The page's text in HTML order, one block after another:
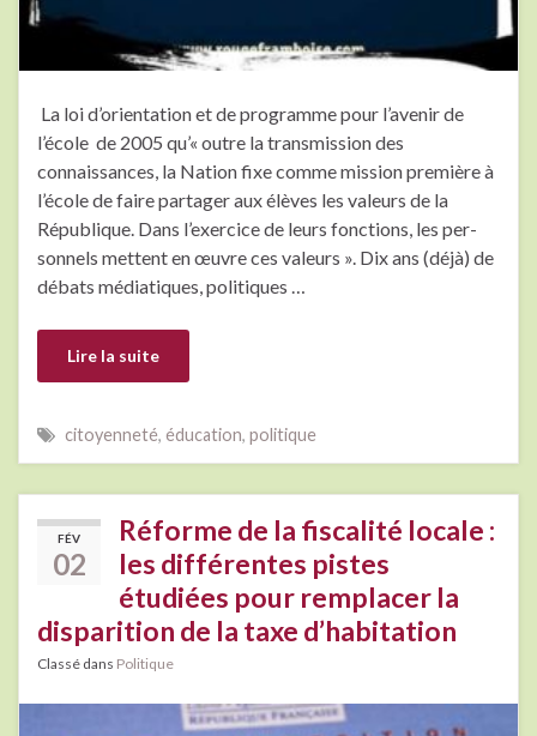
La loi d’orientation et de programme pour l’avenir de
l’école de 2005 qu’« outre la transmission des
connaissances, la Nation fixe comme mission première à
l’école de faire partager aux élèves les valeurs de la
République. Dans l’exercice de leurs fonctions, les per­
sonnels mettent en œuvre ces valeurs ». Dix ans (déjà) de
débats médiatiques, politiques …
Lire la suite
citoyenneté, éducation, politique
FÉV
02
Réforme de la fiscalité locale :
les différentes pistes
étudiées pour remplacer la
disparition de la taxe d’habitation
Classé dans Politique